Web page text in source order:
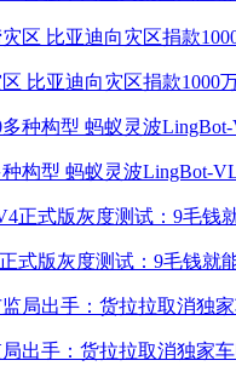
比亚迪向灾区捐款1000
构型 蚂蚁灵波LingBot-
式版灰度测试：9毛钱就
出手：货拉拉取消独家